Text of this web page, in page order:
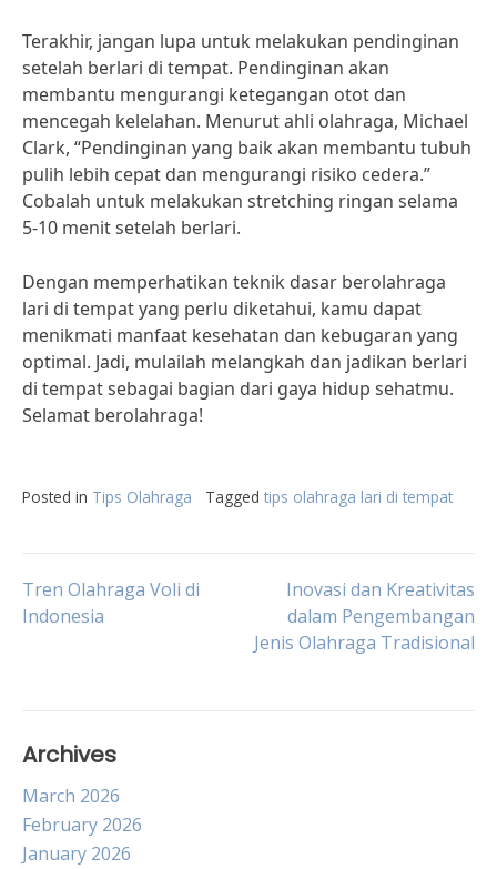
Terakhir, jangan lupa untuk melakukan pendinginan
setelah berlari di tempat. Pendinginan akan
membantu mengurangi ketegangan otot dan
mencegah kelelahan. Menurut ahli olahraga, Michael
Clark, “Pendinginan yang baik akan membantu tubuh
pulih lebih cepat dan mengurangi risiko cedera.”
Cobalah untuk melakukan stretching ringan selama
5-10 menit setelah berlari.
Dengan memperhatikan teknik dasar berolahraga
lari di tempat yang perlu diketahui, kamu dapat
menikmati manfaat kesehatan dan kebugaran yang
optimal. Jadi, mulailah melangkah dan jadikan berlari
di tempat sebagai bagian dari gaya hidup sehatmu.
Selamat berolahraga!
Posted in Tips Olahraga Tagged tips olahraga lari di tempat
Post
Tren Olahraga Voli di
Indonesia
Inovasi dan Kreativitas
dalam Pengembangan
Jenis Olahraga Tradisional
Archives
March 2026
February 2026
January 2026